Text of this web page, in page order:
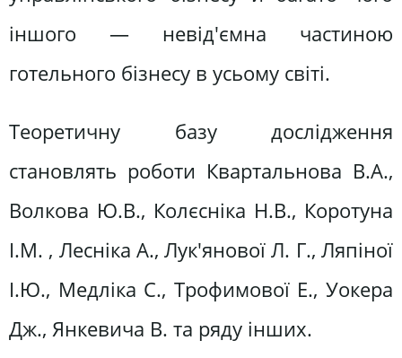
іншого — невід'ємна частиною
готельного бізнесу в усьому світі.
Теоретичну базу дослідження
становлять роботи Квартальнова В.А.,
Волкова Ю.В., Колєсніка Н.В., Коротуна
І.М. , Лесніка А., Лук'янової Л. Г., Ляпіної
І.Ю., Медліка С., Трофимової Е., Уокера
Дж., Янкевича В. та ряду інших.